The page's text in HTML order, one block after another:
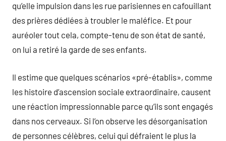
qu’elle impulsion dans les rue parisiennes en cafouillant
des prières dédiées à troubler le maléfice. Et pour
auréoler tout cela, compte-tenu de son état de santé,
on lui a retiré la garde de ses enfants.
Il estime que quelques scénarios «pré-établis», comme
les histoire d’ascension sociale extraordinaire, causent
une réaction impressionnable parce qu’ils sont engagés
dans nos cerveaux. Si l’on observe les désorganisation
de personnes célèbres, celui qui défraient le plus la